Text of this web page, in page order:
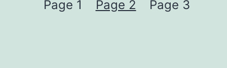
Page 1 Page 2 Page 3